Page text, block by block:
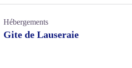
Hébergements
Gite de Lauseraie